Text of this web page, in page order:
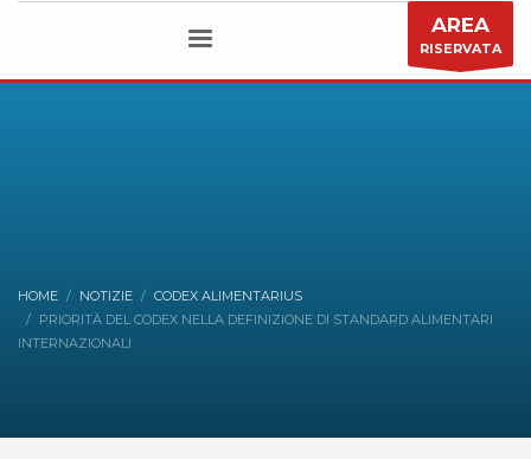
AREA
RISERVATA
HOME NOTIZIE
CODEX ALIMENTARIUS
PRIORITÀ DEL CODEX NELLA DEFINIZIONE DI STANDARD ALIMENTARI
INTERNAZIONALI